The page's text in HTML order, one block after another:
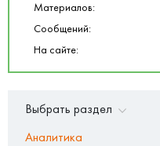
Материалов:
Сообщений:
На сайте:
Выбрать раздел
Аналитика